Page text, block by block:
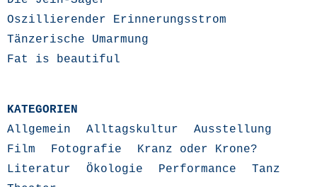
Oszillierender Erinnerungsstrom
Tänzerische Umarmung
Fat is beautiful
KATEGORIEN
Allgemein
Alltagskultur
Ausstellung
Film
Fotografie
Kranz oder Krone?
Literatur
Ökologie Performance
Tanz